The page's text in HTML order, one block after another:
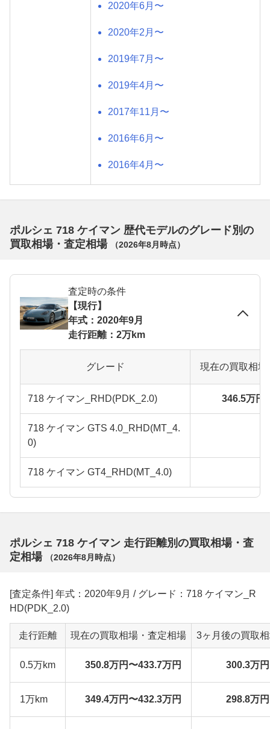
2020年6月〜
2020年2月〜
2019年7月〜
2019年4月〜
2017年11月〜
2016年6月〜
2016年4月〜
ポルシェ 718 ケイマン 歴代モデルのグレード別の
買取相場・査定相場
（2026年8月 時点）
査定時の条件
【現行】
年式：2020年9月
走行距離：2万km
グレード 現在の買取相
718 ケイマン_RHD(PDK_2.0) 346.5万円
718 ケイマン GTS 4.0_RHD(MT_4.
0)
718 ケイマン GT4_RHD(MT_4.0)
ポルシェ 718 ケイマン 走行距離別の買取相場・査
定相場
（2026年8月 時点）
[査定条件] 年式：2020年9月 / グレード：718 ケイマン_R
HD(PDK_2.0)
走行距離 現在の買取相場・査定相場 3ヶ月後の買取
0.5万km 350.8万円〜433.7万円 300.3万
1万km 349.4万円〜432.3万円 298.8万